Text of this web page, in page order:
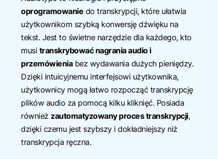
oprogramowanie do transkrypcji, które ułatwia
użytkownikom szybką konwersję dźwięku na
tekst. Jest to świetne narzędzie dla każdego, kto
musi transkrybować nagrania audio i
przemówieniabez wydawania dużych pieniędzy.
Dzięki intuicyjnemu interfejsowi użytkownika,
użytkownicy mogą łatwo rozpocząć transkrypcję
plików audio za pomocą kilku kliknięć. Posiada
również zautomatyzowany proces transkrypcji,
dzięki czemu jest szybszy i dokładniejszy niż
transkrypcja ręczna.